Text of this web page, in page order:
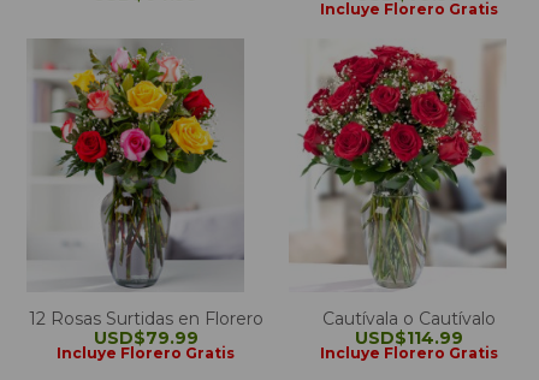
Incluye Florero Gratis
12 Rosas Surtidas en Florero
USD$79.99
Incluye Florero Gratis
Cautívala o Cautívalo
USD$114.99
Incluye Florero Gratis